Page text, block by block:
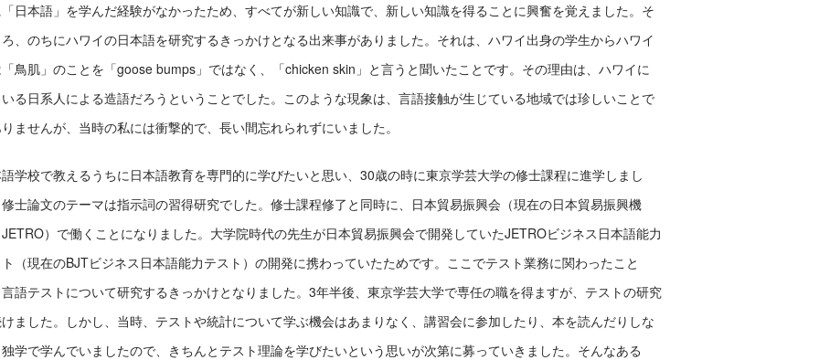
日本語」を学んだ経験がなかったため、すべてが新しい知識で、新しい知識を得ることに興奮を覚えました。そ
、のちにハワイの日本語を研究するきっかけとなる出来事がありました。それは、ハワイ出身の学生からハワイ
鳥肌」のことを「goose bumps」ではなく、「chicken skin」と言うと聞いたことです。その理由は、ハワイに
る日系人による造語だろうということでした。このような現象は、言語接触が生じている地域では珍しいことで
ませんが、当時の私には衝撃的で、長い間忘れられずにいました。
語学校で教えるうちに日本語教育を専門的に学びたいと思い、30歳の時に東京学芸大学の修士課程に進学しまし
士論文のテーマは指示詞の習得研究でした。修士課程修了と同時に、日本貿易振興会（現在の日本貿易振興機
）で働くことになりました。大学院時代の先生が日本貿易振興会で開発していたJETROビジネス日本語能力
（現在のBJTビジネス日本語能力テスト）の開発に携わっていたためです。ここでテスト業務に関わったこと
語テストについて研究するきっかけとなりました。3年半後、東京学芸大学で専任の職を得ますが、テストの研究
ました。しかし、当時、テストや統計について学ぶ機会はあまりなく、講習会に参加したり、本を読んだりしな
学で学んでいましたので、きちんとテスト理論を学びたいという思いが次第に募っていきました。そんなある